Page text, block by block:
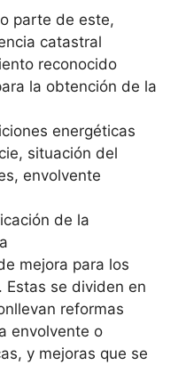
parte de este,
catastral
reconocido
la obtención de la
energéticas
situación del
envolvente
de la
mejora para los
se dividen en
reformas
envolvente o
y mejoras que se